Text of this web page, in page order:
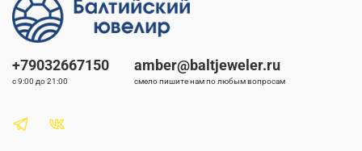
+79032667150
с 9:00 до 21:00
amber@baltjeweler.ru
смело пишите нам по любым вопросам